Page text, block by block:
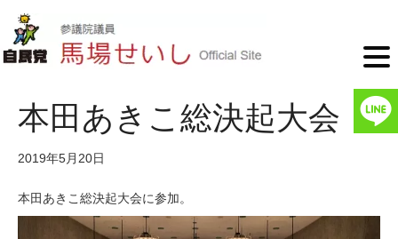
本田あきこ総決起大会
2019年5月20日
本田あきこ総決起大会に参加。